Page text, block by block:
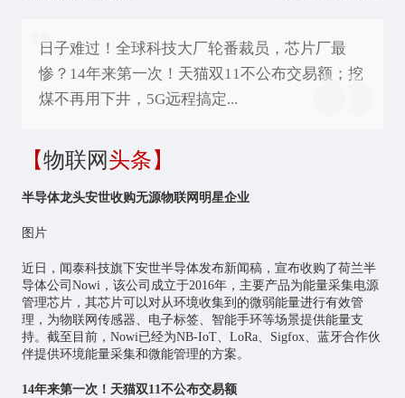
日子难过！全球科技大厂轮番裁员，芯片厂最
惨？14年来第一次！天猫双11不公布交易额；挖
煤不再用下井，5G远程搞定...
【物联网头条】
半导体龙头安世收购无源物联网明星企业
图片
近日，闻泰科技旗下安世半导体发布新闻稿，宣布收购了荷兰半
导体公司Nowi，该公司成立于2016年，主要产品为能量采集电源
管理芯片，其芯片可以对从环境收集到的微弱能量进行有效管
理，为物联网传感器、电子标签、智能手环等场景提供能量支
持。截至目前，Nowi已经为NB-IoT、LoRa、Sigfox、蓝牙合作伙
伴提供环境能量采集和微能管理的方案。
14年来第一次！天猫双11不公布交易额